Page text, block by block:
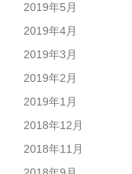
2019年5月
2019年4月
2019年3月
2019年2月
2019年1月
2018年12月
2018年11月